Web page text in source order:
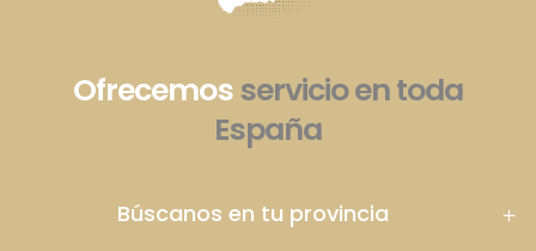
Ofrecemosservicio en toda
España
Búscanos en tu provincia